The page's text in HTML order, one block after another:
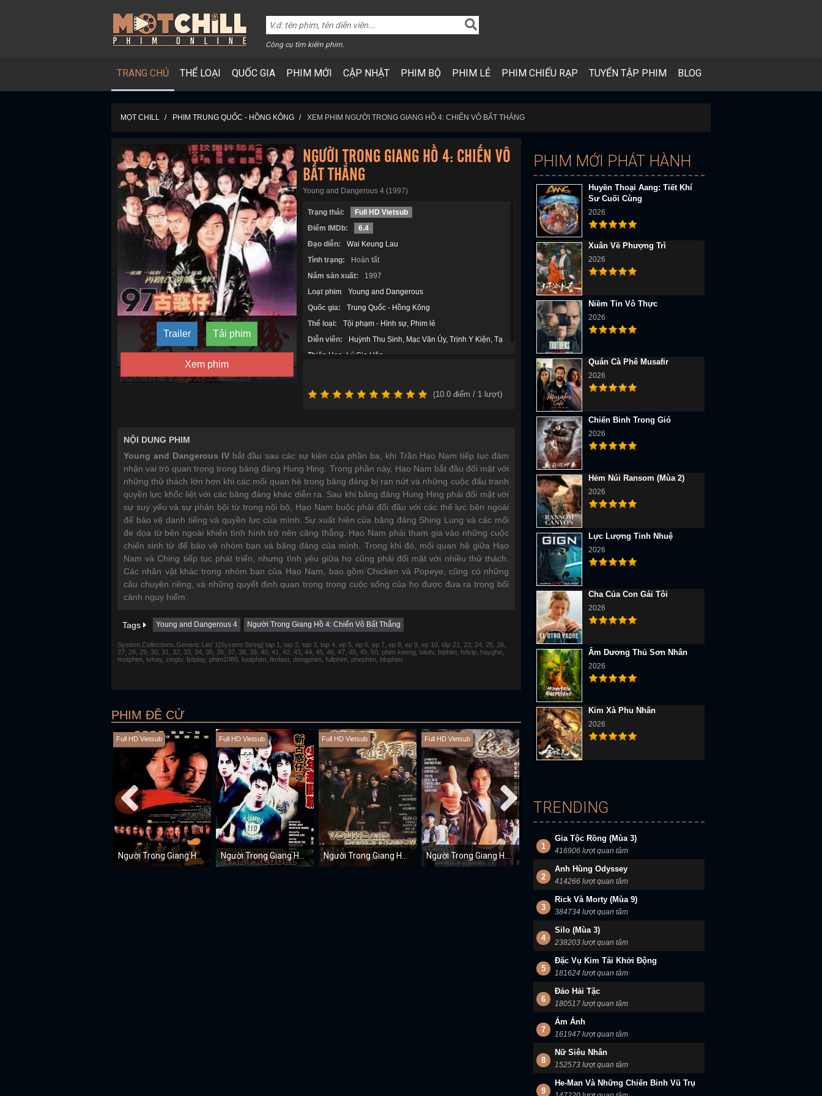
Công cụ tìm kiếm phim.
TRANG CHỦ THỂ LOẠI QUỐC GIA PHIM MỚI CẬP NHẬT PHIM BỘ PHIM LẺ PHIM CHIẾU RẠP TUYỂN TẬP PHIM BLOG
MỌT CHILL PHIM TRUNG QUỐC - HỒNG KÔNG XEM PHIM NGƯỜI TRONG GIANG HỒ 4: CHIẾN VÔ BẤT THẮNG
Trailer Tải phim
Xem phim
NGƯỜI TRONG GIANG HỒ 4: CHIẾN VÔ
BẤT THẮNG
Young and Dangerous 4 (1997)
Trạng thái:
Full HD Vietsub
Điểm IMDb:
6.4
Đạo diễn:
Wai Keung Lau
Tình trạng:
Hoàn tất
Năm sản xuất:
1997
Loạt phim
Young and Dangerous
Quốc gia:
Trung Quốc - Hồng Kông
Thể loại:
Tội phạm - Hình sự
Phim lẻ
Diễn viên:
Huỳnh Thu Sinh Mạc Văn Úy Trịnh Y Kiện Tạ
Thiên Hoa Lý Gia Hân
(10.0điểm / 1lượt)
NỘI DUNG PHIM
Young and Dangerous IVbắt đầu sau các sự kiện của phần ba, khi Trần Hạo Nam tiếp tục đảm
nhận vai trò quan trọng trong băng đảng Hung Hing. Trong phần này, Hạo Nam bắt đầu đối mặt với
những thử thách lớn hơn khi các mối quan hệ trong băng đảng bị rạn nứt và những cuộc đấu tranh
quyền lực khốc liệt với các băng đảng khác diễn ra. Sau khi băng đảng Hung Hing phải đối mặt với
sự suy yếu và sự phản bội từ trong nội bộ, Hạo Nam buộc phải đối đầu với các thế lực bên ngoài
để bảo vệ danh tiếng và quyền lực của mình. Sự xuất hiện của băng đảng Shing Lung và các mối
đe dọa từ bên ngoài khiến tình hình trở nên căng thẳng. Hạo Nam phải tham gia vào những cuộc
chiến sinh tử để bảo vệ nhóm bạn và băng đảng của mình. Trong khi đó, mối quan hệ giữa Hạo
Nam và Ching tiếp tục phát triển, nhưng tình yêu giữa họ cũng phải đối mặt với nhiều thử thách.
Các nhân vật khác trong nhóm bạn của Hạo Nam, bao gồm Chicken và Popeye, cũng có những
câu chuyện riêng, và những quyết định quan trọng trong cuộc sống của họ được đưa ra trong bối
cảnh nguy hiểm.
Tags Young and Dangerous 4 Người Trong Giang Hồ 4: Chiến Vô Bất Thắng
System.Collections.Generic.List`1[System.String] tap 1, tap 2, tap 3, tap 4, ep 5, ep 6, ep 7, ep 8, ep 9, ep 10, tập 21, 23, 24, 25, 26,
27, 28, 29, 30, 31, 32, 33, 34, 35, 36, 37, 38, 39, 40, 41, 42, 43, 44, 45, 46, 47, 48, 49, 50, phim keeng, bilutv, biphim, hdvip, hayghe,
motphim, tvhay, zingtv, fptplay, phim1080, luotphim, fimfast, dongphim, fullphim, phephim, bluphim
PHIM ĐỀ CỬ
Full HD Vietsub
Người Trong Giang Hồ 6: Kẻ Thắng Làm Vua
Full HD Vietsub Full HD Vietsub Full HD Vietsub
Người Trong Giang Hồ 3
Full HD Vietsub
Người Trong Giang Hồ 2: Mãnh Long Quá Giang
Full HD Vietsub
PHIM MỚI PHÁT HÀNH
Huyền Thoại Aang: Tiết Khí
Sư Cuối Cùng
2026
Xuân Về Phượng Trì
2026
Niềm Tin Vô Thực
2026
Quán Cà Phê Musafir
2026
Chiến Binh Trong Gió
2026
Hẻm Núi Ransom (Mùa 2)
2026
Lực Lượng Tinh Nhuệ
2026
Cha Của Con Gái Tôi
2026
Âm Dương Thủ Sơn Nhân
2026
Kim Xà Phu Nhân
2026
TRENDING
1
Gia Tộc Rồng (Mùa 3)
416906 lượt quan tâm
2
Anh Hùng Odyssey
414266 lượt quan tâm
3
Rick Và Morty (Mùa 9)
384734 lượt quan tâm
4
Silo (Mùa 3)
238203 lượt quan tâm
5
Đặc Vụ Kim Tái Khởi Động
181624 lượt quan tâm
6
Đảo Hải Tặc
180517 lượt quan tâm
7
Ám Ảnh
161947 lượt quan tâm
8
Nữ Siêu Nhân
152573 lượt quan tâm
9
He-Man Và Những Chiến Binh Vũ Trụ